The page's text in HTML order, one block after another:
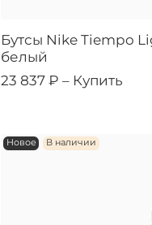
Бутсы Nike Tiempo
белый
23 837 ₽ – Купить
Новое В наличии